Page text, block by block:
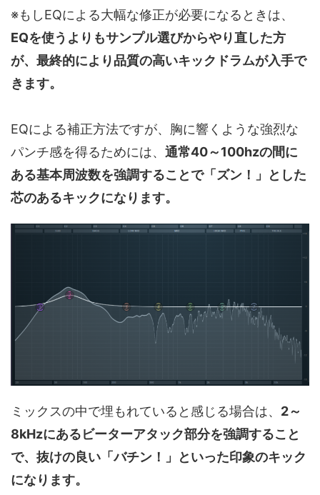
※もしEQによる大幅な修正が必要になるときは、
EQを使うよりもサンプル選びからやり直した方
が、最終的により品質の高いキックドラムが入手で
きます。
EQによる補正方法ですが、胸に響くような強烈な
パンチ感を得るためには、 通常40～100hzの間に
ある基本周波数を強調することで「ズン！」とした
芯のあるキックになります。
ミックスの中で埋もれていると感じる場合は、 2～
8kHzにあるビーターアタック部分を強調すること
で、抜けの良い「バチン！」といった印象のキック
になります。